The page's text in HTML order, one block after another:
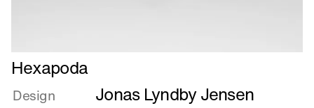
Læs
mere
om
Hexapoda
Design Jonas Lyndby Jensen